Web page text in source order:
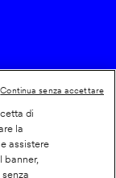
di
la
assistere
banner,
Continua senza accettare